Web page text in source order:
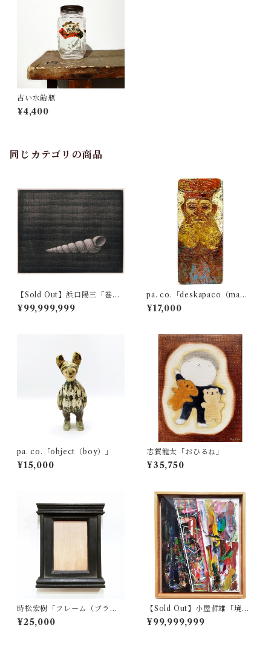
古い水飴瓶
¥4,400
同じカテゴリの商品
【Sold Out】浜口陽三「巻
貝」
¥99,999,999
pa. co.「deskapaco（ma
n）」
¥17,000
pa. co.「object（boy）」
¥15,000
志賀龍太「おひるね」
¥35,750
時松宏樹「フレーム（ブラッ
ク祭壇・A5サイズ）」
¥25,000
【Sold Out】小屋哲雄「境界
の呼吸」
¥99,999,999